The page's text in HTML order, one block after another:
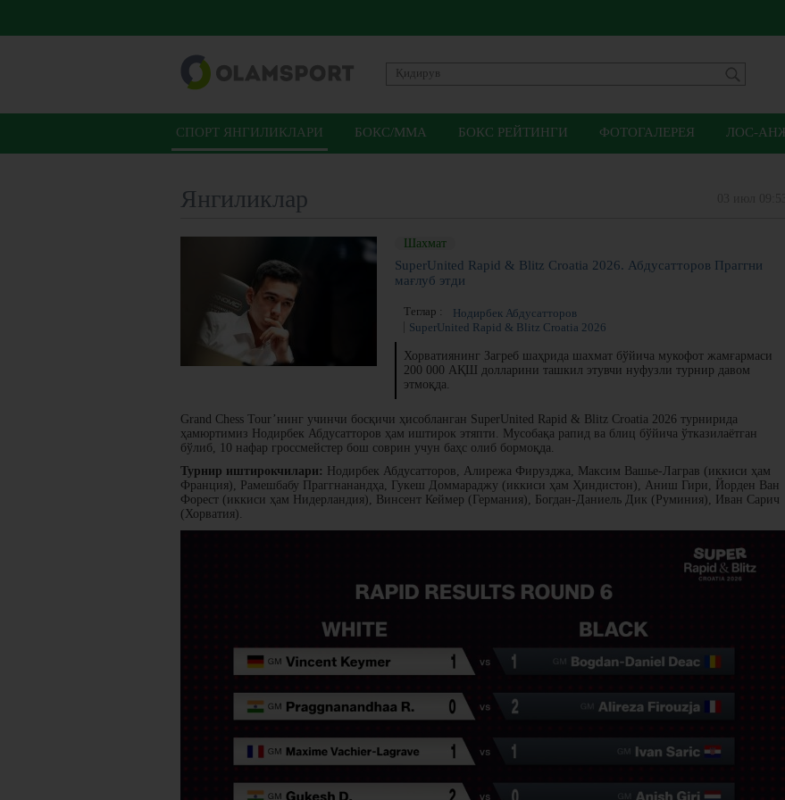
СПОРТ ЯНГИЛИКЛАРИ БОКС/ММА БОКС РЕЙТИНГИ ФОТОГАЛЕРЕЯ ЛОС-
Янгиликлар
Шахмат
SuperUnited Rapid & Blitz Croatia 2026. Абдусатторов Праггни
мағлуб этди
Теглар :
Нодирбек Абдусатторов
SuperUnited Rapid & Blitz Croatia 2026
Хорватиянинг Загреб шаҳрида шахмат бўйича мукофот жамғармаси
200 000 АҚШ долларини ташкил этувчи нуфузли турнир давом
этмоқда.
Grand Chess Tour’нинг учинчи босқичи ҳисобланган SuperUnited Rapid & Blitz Croatia 2026 турнирида
ҳамюртимиз Нодирбек Абдусатторов ҳам иштирок этяпти. Мусобақа рапид ва блиц бўйича ўтказилаётган
бўлиб, 10 нафар гроссмейстер бош соврин учун баҳс олиб бормоқда.
Турнир иштирокчилари: Нодирбек Абдусатторов, Алирежа Фирузджа, Максим Вашье-Лаграв (иккиси ҳам
Франция), Рамешбабу Праггнанандҳа, Гукеш Доммараджу (иккиси ҳам Ҳиндистон), Аниш Гири, Йорден Ван
Форест (иккиси ҳам Нидерландия), Винсент Кеймер (Германия), Богдан-Даниель Дик (Руминия), Иван Сарич
(Хорватия).